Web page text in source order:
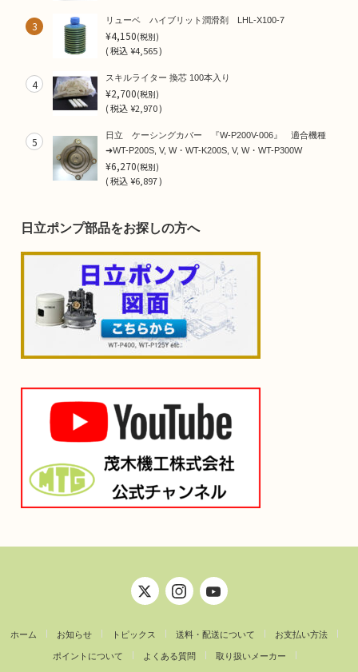
3 リューベ ハイブリット潤滑剤 LHL-X100-7
¥4,150(税別)
(税込¥4,565 )
4 スキルライター 換芯 100本入り
¥2,700(税別)
(税込¥2,970 )
5
日立 ケーシングカバー 『W-P200V-006』 適合機種
➜WT-P200S, V, W・WT-K200S, V, W・WT-P300W
¥6,270(税別)
(税込¥6,897 )
日立ポンプ部品をお探しの方へ
ホーム お知らせ トピックス 送料・配送について お支払い方法
ポイントについて よくある質問 取り扱いメーカー